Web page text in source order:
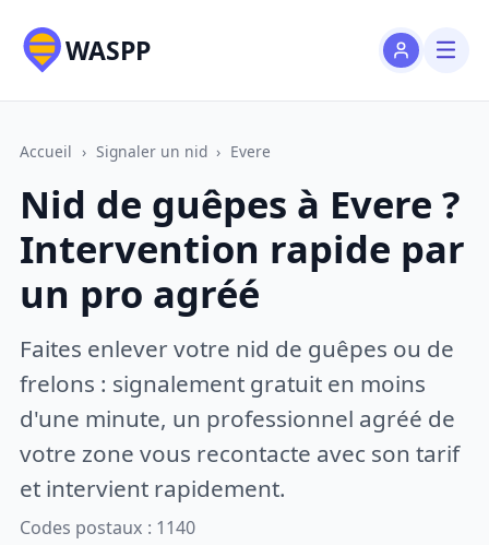
WASPP
Accueil › Signaler un nid › Evere
Nid de guêpes à Evere ?
Intervention rapide par
un pro agréé
Faites enlever votre nid de guêpes ou de
frelons : signalement gratuit en moins
d'une minute, un professionnel agréé de
votre zone vous recontacte avec son tarif
et intervient rapidement.
Codes postaux : 1140